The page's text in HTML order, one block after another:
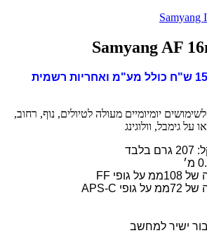
Samyang AF
מחיר 1599 ש"ח כולל מע"מ ואחריות רשמית
יומיומיים מעולה לטיולים, נוף, רחוב,
גימבל, וולוגינג
: 207
גרם בלבד
מ׳
של 108ממ על גופי FF
של 72ממ על גופי APS-C
ישיר למחשב